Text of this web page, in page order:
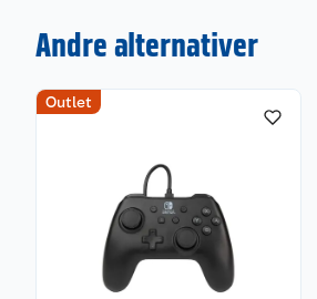
Andre alternativer
Outlet